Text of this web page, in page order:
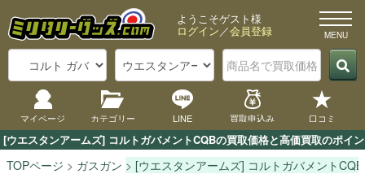
[ウエスタンアームズ] コルトガバメントCQBの買取価格と高価買取のポイ
ようこそゲスト様
ログイン／会員登録
マイページ カテゴリー LINE 買取申込み 口コミ
TOPページ ガスガン [ウエスタンアームズ] コルトガバメントCQB